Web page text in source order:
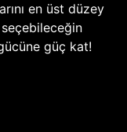
en üst düzey
güç kat!